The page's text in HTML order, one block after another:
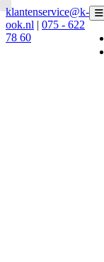
klantenservice@k-
ook.nl | 075 - 622
78 60